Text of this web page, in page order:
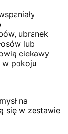
ubranek
lub
ciekawy
w pokoju
na
się w zestawie